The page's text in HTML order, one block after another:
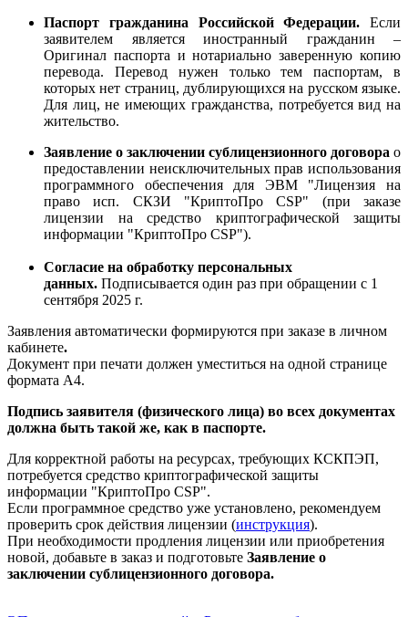
Паспорт гражданина Российской Федерации. Если
заявителем является иностранный гражданин –
Оригинал паспорта и нотариально заверенную копию
перевода. Перевод нужен только тем паспортам, в
которых нет страниц, дублирующихся на русском языке.
Для лиц, не имеющих гражданства, потребуется вид на
жительство.
Заявление о заключении сублицензионного договора о
предоставлении неисключительных прав использования
программного обеспечения для ЭВМ "Лицензия на
право исп. СКЗИ "КриптоПро CSP" (при заказе
лицензии на средство криптографической защиты
информации "КриптоПро CSP").
Согласие на обработку персональных
данных. Подписывается один раз при обращении с 1
сентября 2025 г.
Заявления автоматически формируются при заказе в личном
кабинете.
Документ при печати должен уместиться на одной странице
формата А4.
Подпись заявителя (физического лица) во всех документах
должна быть такой же, как в паспорте.
Для корректной работы на ресурсах, требующих КСКПЭП,
потребуется средство криптографической защиты
информации "КриптоПро CSP".
Если программное средство уже установлено, рекомендуем
проверить срок действия лицензии (инструкция).
При необходимости продления лицензии или приобретения
новой, добавьте в заказ и подготовьте Заявление о
заключении сублицензионного договора.